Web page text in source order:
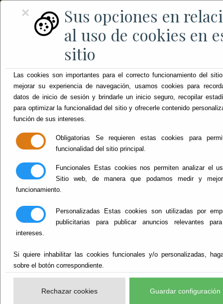
×
Sus opciones en
al uso de cookies en
sitio
Las cookies son importantes para el correcto funcionamiento del
mejorar su experiencia de navegación, usamos cookies para
datos de inicio de sesión y brindarle un inicio seguro, recopilar
para optimizar la funcionalidad del sitio y ofrecerle contenido
función de sus intereses.
Obligatorias Se requieren estas cookies para
funcionalidad del sitio principal.
Funcionales Estas cookies nos permiten analizar el
Sitio web, de manera que podamos medir y
funcionamiento.
Personalizadas Estas cookies son utilizadas por
publicitarias para publicar anuncios relevantes
intereses.
Si quiere inhabilitar las cookies funcionales y/o personalizadas,
sobre el botón correspondiente.
Rechazar cookies Guardar configuración